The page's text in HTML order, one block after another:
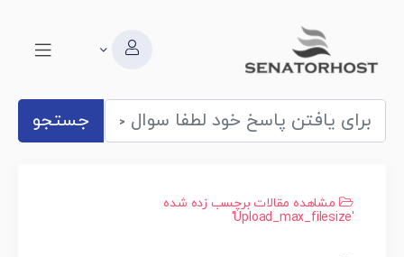
جستجو
مشاهده مقالات برچسب زده شده